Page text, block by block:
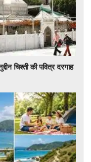
चिश्ती की पवित्र दरगाह